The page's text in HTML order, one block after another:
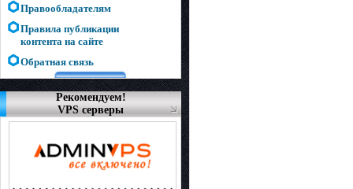
Правообладателям
Правила публикации
контента на сайте
Обратная связь
Рекомендуем!
VPS серверы